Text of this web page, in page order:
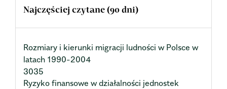
Najczęściej czytane (90 dni)
Rozmiary i kierunki migracji ludności w Polsce w
latach 1990-2004
3035
Ryzyko finansowe w działalności jednostek